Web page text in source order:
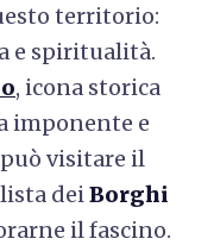
territorio:
e spiritualità.
, icona storica
imponente e
visitare il
deiBorghi
il fascino.